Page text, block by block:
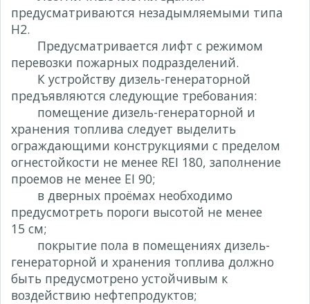
предусматриваются незадымляемыми типа
Н2.
Предусматривается лифт с режимом
перевозки пожарных подразделений.
К устройству дизель-генераторной
предъявляются следующие требования:
помещение дизель-генераторной и
хранения топлива следует выделить
ограждающими конструкциями с пределом
огнестойкости не менее REI 180, заполнение
проемов не менее EI 90;
в дверных проёмах необходимо
предусмотреть пороги высотой не менее
15 см;
покрытие пола в помещениях дизель-
генераторной и хранения топлива должно
быть предусмотрено устойчивым к
воздействию нефтепродуктов;